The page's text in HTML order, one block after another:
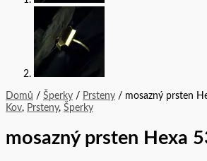
Domů / Šperky / Prsteny / mosazný prsten
Kov, Prsteny, Šperky
mosazný prsten Hexa